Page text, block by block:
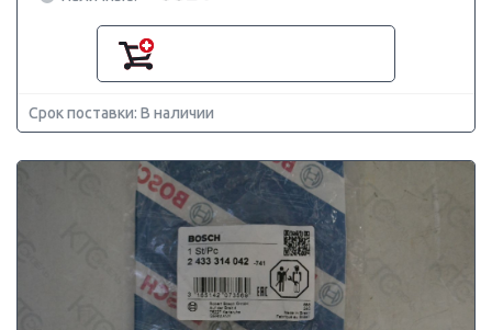
Срок поставки: В наличии